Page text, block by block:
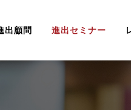
出顧問 進出セミナー